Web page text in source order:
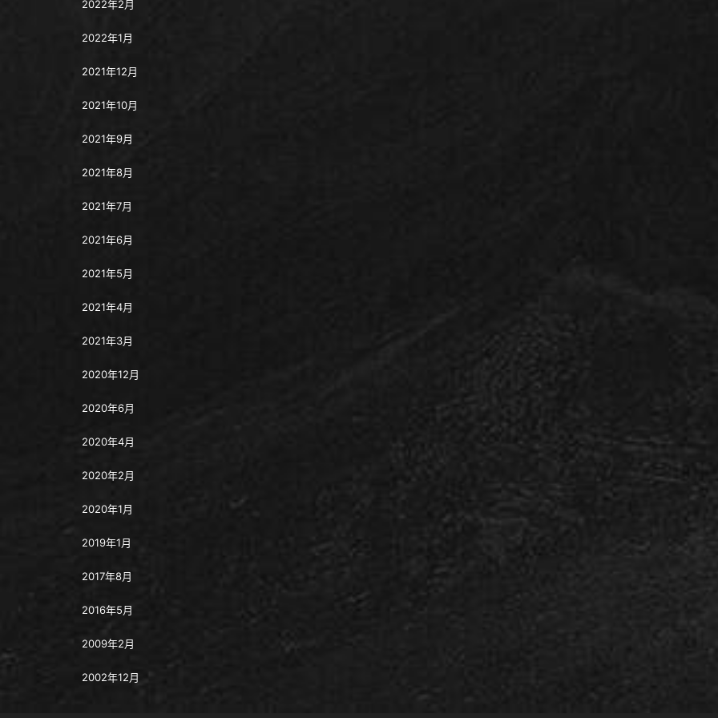
2022年2月
2022年1月
2021年12月
2021年10月
2021年9月
2021年8月
2021年7月
2021年6月
2021年5月
2021年4月
2021年3月
2020年12月
2020年6月
2020年4月
2020年2月
2020年1月
2019年1月
2017年8月
2016年5月
2009年2月
2002年12月